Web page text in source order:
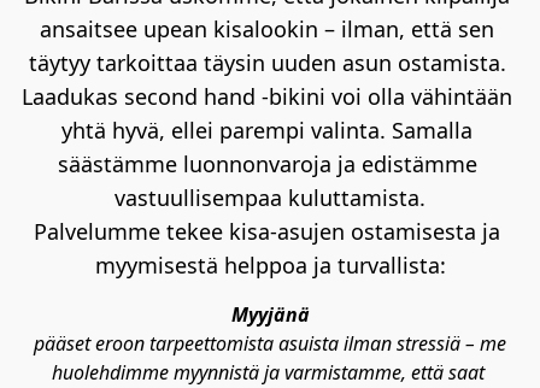
Myyjänä
huolehdimme myynnistä ja varmistamme, että saat
ansaitsee upean kisalookin – ilman, että sen
täytyy tarkoittaa täysin uuden asun ostamista.
Laadukas second hand -bikini voi olla vähintään
yhtä hyvä, ellei parempi valinta. Samalla
säästämme luonnonvaroja ja edistämme
vastuullisempaa kuluttamista.
Palvelumme tekee kisa-asujen ostamisesta ja
myymisestä helppoa ja turvallista: